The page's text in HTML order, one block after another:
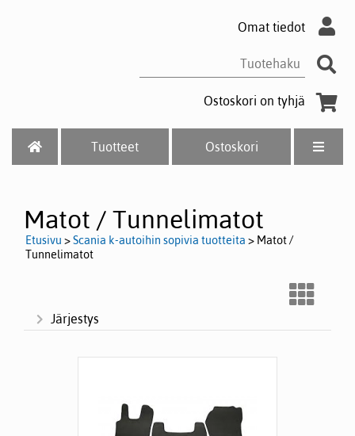
Omat tiedot
Ostoskori on tyhjä
Tuotteet Ostoskori
Matot / Tunnelimatot
Etusivu >Scania k-autoihin sopivia tuotteita > Matot /
Tunnelimatot
Järjestys